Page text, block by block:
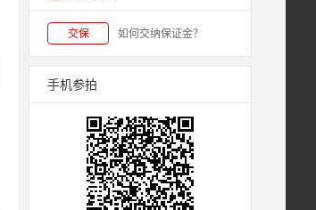
交保 如何交纳保证金？
手机参拍